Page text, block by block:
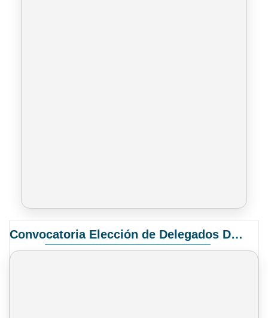
Convocatoria Elección de Delegados Docentes para el XIV Congreso Nacional de Universidades